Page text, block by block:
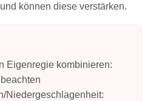
können diese verstärken.
Eigenregie kombinieren:
Niedergeschlagenheit: